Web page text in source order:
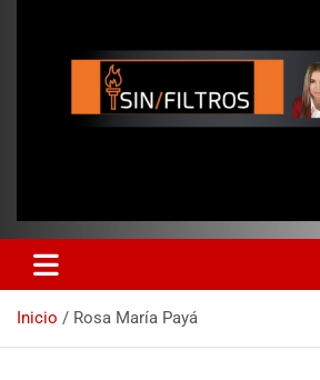
Inicio Rosa María Payá